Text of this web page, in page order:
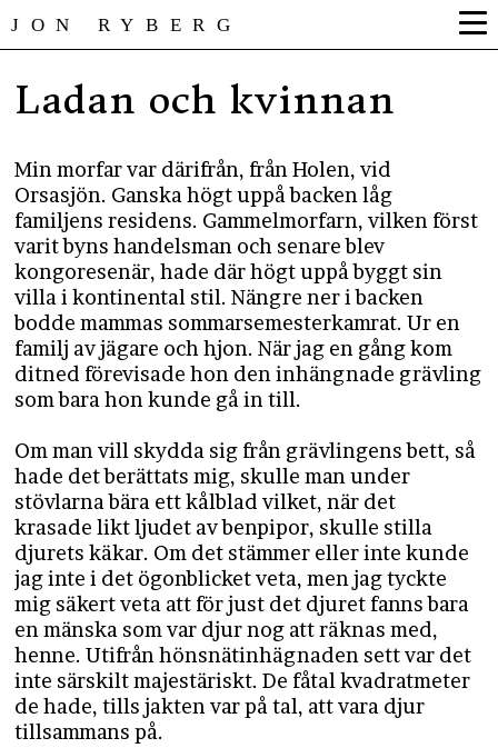
JON RYBERG
Ladan och kvinnan
Min morfar var därifrån, från Holen, vid
Orsasjön. Ganska högt uppå backen låg
familjens residens. Gammelmorfarn, vilken först
varit byns handelsman och senare blev
kongoresenär, hade där högt uppå byggt sin
villa i kontinental stil. Nängre ner i backen
bodde mammas sommarsemesterkamrat. Ur en
familj av jägare och hjon. När jag en gång kom
ditned förevisade hon den inhängnade grävling
som bara hon kunde gå in till.
Om man vill skydda sig från grävlingens bett, så
hade det berättats mig, skulle man under
stövlarna bära ett kålblad vilket, när det
krasade likt ljudet av benpipor, skulle stilla
djurets käkar. Om det stämmer eller inte kunde
jag inte i det ögonblicket veta, men jag tyckte
mig säkert veta att för just det djuret fanns bara
en mänska som var djur nog att räknas med,
henne. Utifrån hönsnätinhägnaden sett var det
inte särskilt majestäriskt. De fåtal kvadratmeter
de hade, tills jakten var på tal, att vara djur
tillsammans på.